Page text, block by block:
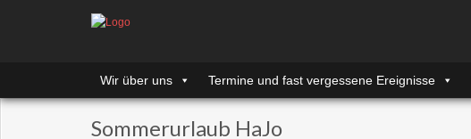
Wir über uns Termine und fast vergessene Ereignisse
Sommerurlaub HaJo